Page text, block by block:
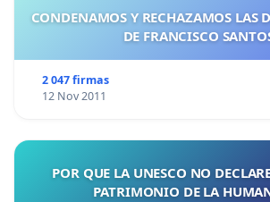
CONDENAMOS Y RECHAZAMOS LAS
DE FRANCISCO
2 047 firmas
12 Nov 2011
POR QUE LA UNESCO NO
PATRIMONIO DE LA